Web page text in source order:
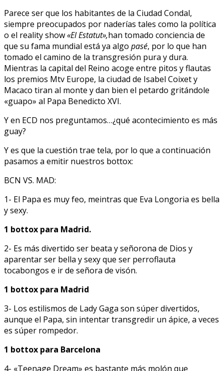
Parece ser que los habitantes de la Ciudad Condal,
siempre preocupados por naderías tales como la política
o el reality show«El Estatut»,han tomado conciencia de
que su fama mundial está ya algo pasé, por lo que han
tomado el camino de la transgresión pura y dura.
Mientras la capital del Reino acoge entre pitos y flautas
los premios Mtv Europe, la ciudad de Isabel Coixet y
Macaco tiran al monte y dan bien el petardo gritándole
«guapo» al Papa Benedicto XVI.
Y en ECD nos preguntamos…¿qué acontecimiento es más
guay?
Y es que la cuestión trae tela, por lo que a continuación
pasamos a emitir nuestros bottox:
BCN VS. MAD:
1- El Papa es muy feo, meintras que Eva Longoria es bella
y sexy.
1 bottox para Madrid.
2- Es más divertido ser beata y señorona de Dios y
aparentar ser bella y sexy que ser perroflauta
tocabongos e ir de señora de visón.
1 bottox para Madrid
3- Los estilismos de Lady Gaga son súper divertidos,
aunque el Papa, sin intentar transgredir un ápice, a veces
es súper rompedor.
1 bottox para Barcelona
4- «Teenage Dream» es bastante más molón que